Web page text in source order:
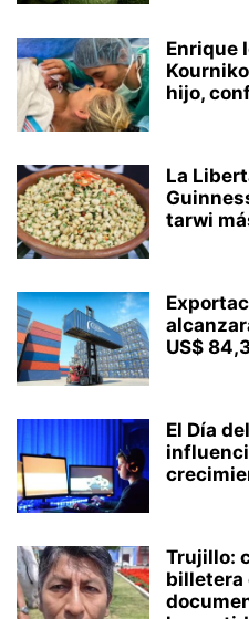
Enrique
hijo,
La
tarwi
US$
El Día
Trujillo:
billetera